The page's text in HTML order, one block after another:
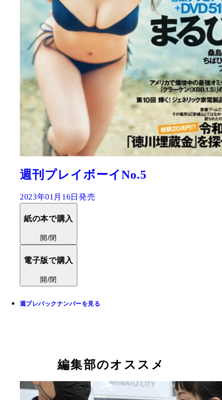
週刊プレイボーイNo.5
2023年01月16日発売
紙の本で購入
開/閉
電子版で購入
開/閉
週プレバックナンバーを見る
編集部のオススメ